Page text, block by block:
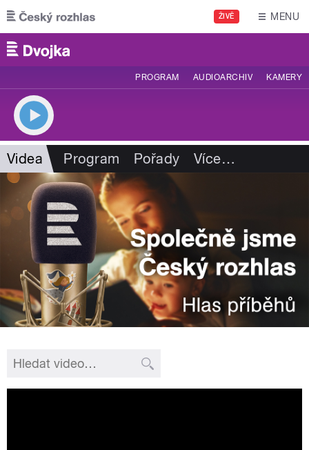
Přejít k hlavnímu obsahu
ŽIVĚ MENU
PROGRAM AUDIOARCHIV KAMERY
Videa Program Pořady Více…